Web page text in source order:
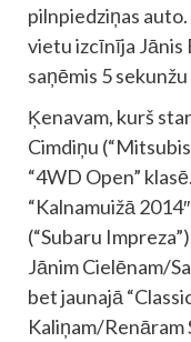
pilnpiedziņas
vietu izcīnīja Jānis
saņēmis 5
Ķenavam, kurš
Cimdiņu
“4WD Open”
“Kalnamuižā
(“Subaru
Jānim Cielēnam/
bet jaunajā
Kaliņam/Renāram